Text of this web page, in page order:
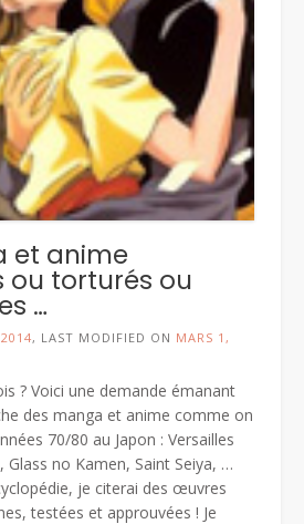
et anime
ou torturés ou
…
, LAST MODIFIED ON MARS 1,
? Voici une demande émanant
des manga et anime comme on
70/80 au Japon : Versailles
Glass no Kamen, Saint Seiya, …
je citerai des œuvres
testées et approuvées ! Je